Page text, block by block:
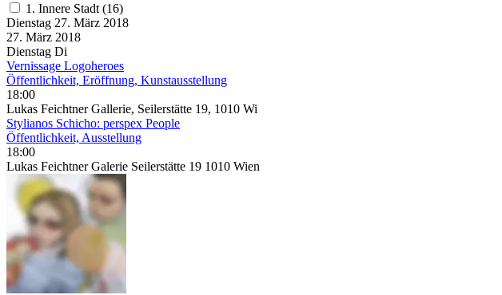
1. Innere Stadt (16)
Dienstag 27. März 2018
27. März 2018
Dienstag Di
Vernissage Logoheroes
Öffentlichkeit, Eröffnung, Kunstausstellung
18:00
Lukas Feichtner Gallerie, Seilerstätte 19, 1010 Wi
Stylianos Schicho: perspex People
Öffentlichkeit, Ausstellung
18:00
Lukas Feichtner Galerie Seilerstätte 19 1010 Wien